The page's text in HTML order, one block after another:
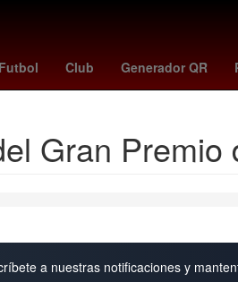
Futbol Club Generador QR
2026 alto al fuego España
Gran Premio
a nuestras notificaciones y